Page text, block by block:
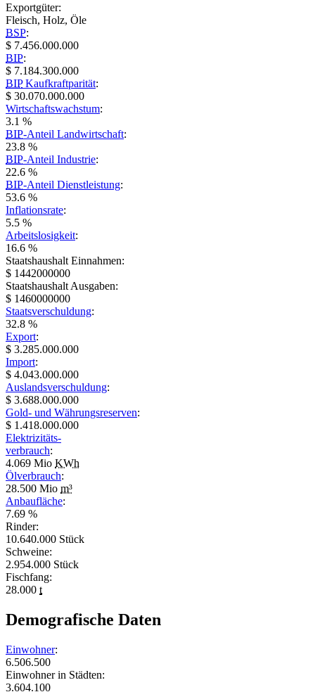
Exportgüter:
Fleisch, Holz, Öle
BSP:
$ 7.456.000.000
BIP:
$ 7.184.300.000
BIPKaufkraftparität:
$ 30.070.000.000
Wirtschaftswachstum:
3.1 %
BIP-Anteil Landwirtschaft:
23.8 %
BIP-Anteil Industrie:
22.6 %
BIP-Anteil Dienstleistung:
53.6 %
Inflationsrate:
5.5 %
Arbeitslosigkeit:
16.6 %
Staatshaushalt Einnahmen:
$ 1442000000
Staatshaushalt Ausgaben:
$ 1460000000
Staatsverschuldung:
32.8 %
Export:
$ 3.285.000.000
Import:
$ 4.043.000.000
Auslandsverschuldung:
$ 3.688.000.000
Gold- und Währungsreserven:
$ 1.418.000.000
Elektrizitäts-
verbrauch:
4.069 Mio KWh
Ölverbrauch:
28.500 Mio m³
Anbaufläche:
7.69 %
Rinder:
10.640.000 Stück
Schweine:
2.954.000 Stück
Fischfang:
28.000 t
Demografische Daten
Einwohner:
6.506.500
Einwohner in Städten:
3.604.100